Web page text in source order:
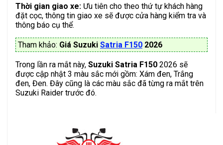
Thời gian giao xe: Ưu tiên cho theo thứ tự khách hàng
đặt cọc, thông tin giao xe sẽ được cửa hàng kiểm tra và
thông báo cụ thể.
Tham khảo: Giá Suzuki Satria F150 2026
Trong lần ra mắt này, Suzuki Satria F150 2026 sẽ
được cập nhật 3 màu sắc mới gồm: Xám đen, Trắng
đen, Đen. Đây cũng là các màu sắc đã từng ra mắt trên
Suzuki Raider trước đó.